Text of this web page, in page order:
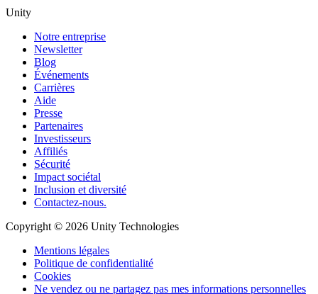
Unity
Notre entreprise
Newsletter
Blog
Événements
Carrières
Aide
Presse
Partenaires
Investisseurs
Affiliés
Sécurité
Impact sociétal
Inclusion et diversité
Contactez-nous.
Copyright © 2026 Unity Technologies
Mentions légales
Politique de confidentialité
Cookies
Ne vendez ou ne partagez pas mes informations personnelles